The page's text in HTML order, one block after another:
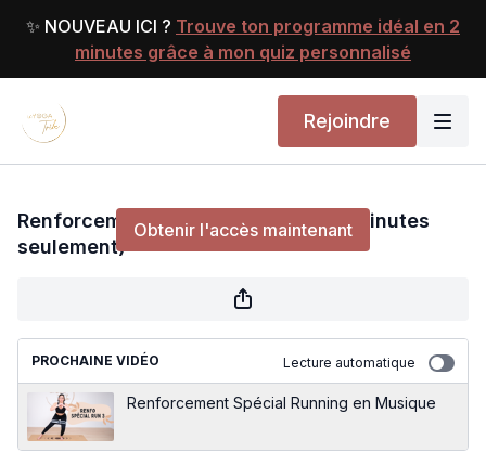
✨ NOUVEAU ICI ? Trouve ton programme idéal en 2
minutes grâce à mon quiz personnalisé
Rejoindre
Renforcement Spécial Running (15 Minutes
Obtenir l'accès maintenant
pour continuer
Renforcement Spécial Running (15 Minutes
seulement)
PROCHAINE VIDÉO Lecture automatique
Renforcement Spécial Running en Musique